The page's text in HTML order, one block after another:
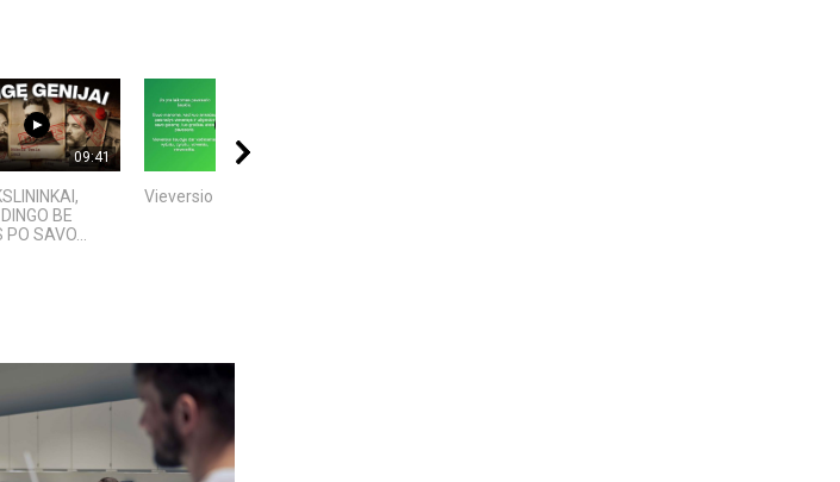
09:41
BE
PO SAVO...
Vieversio Diena